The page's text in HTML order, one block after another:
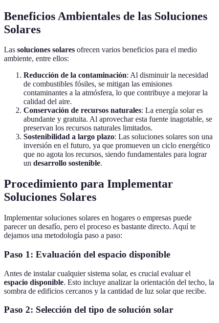
Beneficios Ambientales de las Soluciones
Solares
Las soluciones solares ofrecen varios beneficios para el medio
ambiente, entre ellos:
Reducción de la contaminación: Al disminuir la necesidad
de combustibles fósiles, se mitigan las emisiones
contaminantes a la atmósfera, lo que contribuye a mejorar la
calidad del aire.
Conservación de recursos naturales: La energía solar es
abundante y gratuita. Al aprovechar esta fuente inagotable, se
preservan los recursos naturales limitados.
Sostenibilidad a largo plazo: Las soluciones solares son una
inversión en el futuro, ya que promueven un ciclo energético
que no agota los recursos, siendo fundamentales para lograr
un desarrollo sostenible.
Procedimiento para Implementar
Soluciones Solares
Implementar soluciones solares en hogares o empresas puede
parecer un desafío, pero el proceso es bastante directo. Aquí te
dejamos una metodología paso a paso:
Paso 1: Evaluación del espacio disponible
Antes de instalar cualquier sistema solar, es crucial evaluar el
espacio disponible. Esto incluye analizar la orientación del techo, la
sombra de edificios cercanos y la cantidad de luz solar que recibe.
Paso 2: Selección del tipo de solución solar